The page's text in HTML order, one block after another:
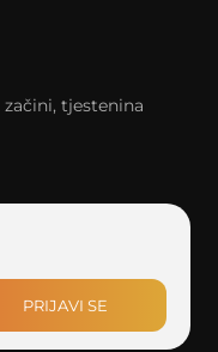
tjestenina
PRIJAVI SE